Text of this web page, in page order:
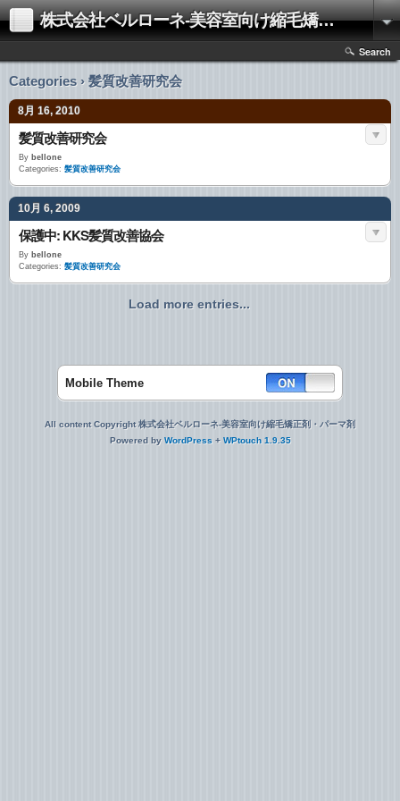
株式会社ベルローネ-美容室向け縮毛矯正剤・パーマ剤
Search
Categories › 髪質改善研究会
8月 16, 2010
髪質改善研究会
By bellone
Categories: 髪質改善研究会
10月 6, 2009
保護中: KKS髪質改善協会
By bellone
Categories: 髪質改善研究会
Load more entries...
Mobile Theme
All content Copyright 株式会社ベルローネ-美容室向け縮毛矯正剤・パーマ剤
Powered by WordPress + WPtouch 1.9.35